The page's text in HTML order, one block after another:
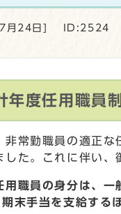
月24日] ID:2524
年度任用職員
非常勤職員の適正
した。これに伴い、
用職員の身分は、一
期末手当を支給する